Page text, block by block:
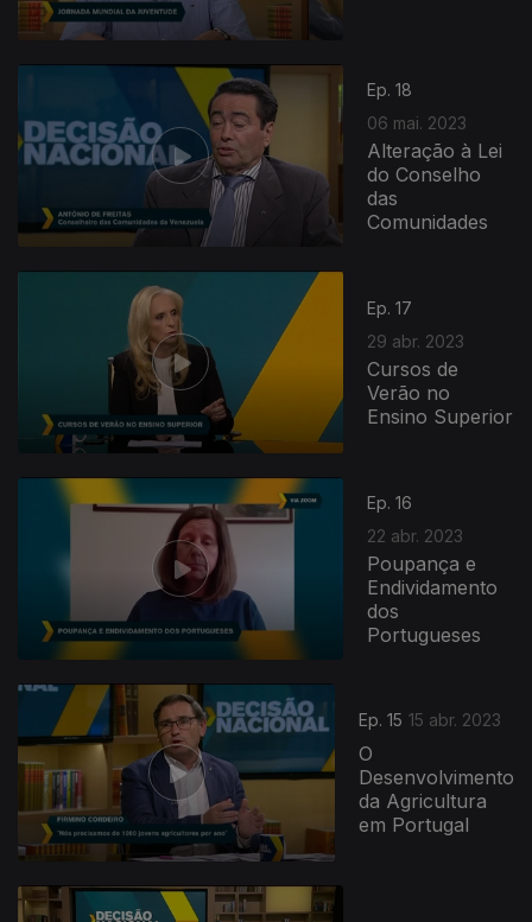
Ep. 18
06 mai. 2023
Alteração à Lei
do Conselho
das
Comunidades
Ep. 17
29 abr. 2023
Cursos de
Verão no
Ensino Superior
Ep. 16
22 abr. 2023
Poupança e
Endividamento
dos
Portugueses
Ep. 15 15 abr. 2023
O
Desenvolvimento
da Agricultura
em Portugal